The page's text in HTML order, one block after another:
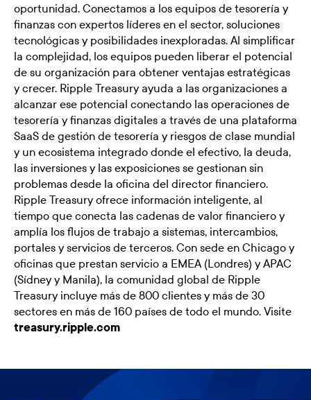
oportunidad. Conectamos a los equipos de tesorería y
finanzas con expertos líderes en el sector, soluciones
tecnológicas y posibilidades inexploradas. Al simplificar
la complejidad, los equipos pueden liberar el potencial
de su organización para obtener ventajas estratégicas
y crecer. Ripple Treasury ayuda a las organizaciones a
alcanzar ese potencial conectando las operaciones de
tesorería y finanzas digitales a través de una plataforma
SaaS de gestión de tesorería y riesgos de clase mundial
y un ecosistema integrado donde el efectivo, la deuda,
las inversiones y las exposiciones se gestionan sin
problemas desde la oficina del director financiero.
Ripple Treasury ofrece información inteligente, al
tiempo que conecta las cadenas de valor financiero y
amplía los flujos de trabajo a sistemas, intercambios,
portales y servicios de terceros. Con sede en Chicago y
oficinas que prestan servicio a EMEA (Londres) y APAC
(Sídney y Manila), la comunidad global de Ripple
Treasury incluye más de 800 clientes y más de 30
sectores en más de 160 países de todo el mundo. Visite
treasury.ripple.com